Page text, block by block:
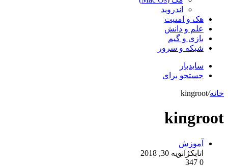
اندروید
هک و امنیت
علم و دانش
بازی و گیم
شبکه و سرور
سایدبار
جستجو برای
خانه/
kingroot
kingroot
آموزش
اتابکژانویه 30, 2018
0